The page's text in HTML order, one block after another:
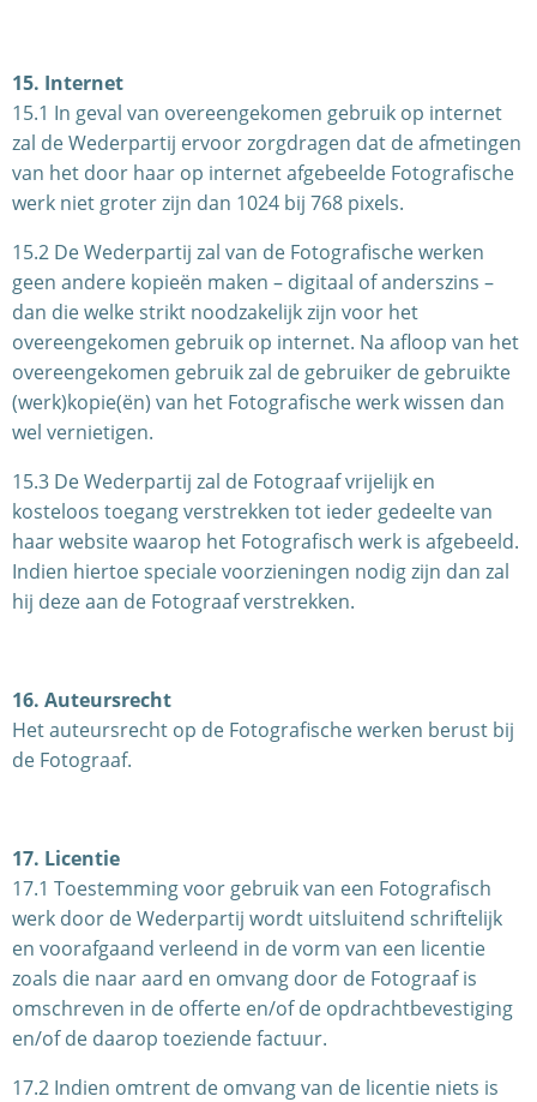
15. Internet
15.1 In geval van overeengekomen gebruik op internet
zal de Wederpartij ervoor zorgdragen dat de afmetingen
van het door haar op internet afgebeelde Fotografische
werk niet groter zijn dan 1024 bij 768 pixels.
15.2 De Wederpartij zal van de Fotografische werken
geen andere kopieën maken – digitaal of anderszins –
dan die welke strikt noodzakelijk zijn voor het
overeengekomen gebruik op internet. Na afloop van het
overeengekomen gebruik zal de gebruiker de gebruikte
(werk)kopie(ën) van het Fotografische werk wissen dan
wel vernietigen.
15.3 De Wederpartij zal de Fotograaf vrijelijk en
kosteloos toegang verstrekken tot ieder gedeelte van
haar website waarop het Fotografisch werk is afgebeeld.
Indien hiertoe speciale voorzieningen nodig zijn dan zal
hij deze aan de Fotograaf verstrekken.
16. Auteursrecht
Het auteursrecht op de Fotografische werken berust bij
de Fotograaf.
17. Licentie
17.1 Toestemming voor gebruik van een Fotografisch
werk door de Wederpartij wordt uitsluitend schriftelijk
en voorafgaand verleend in de vorm van een licentie
zoals die naar aard en omvang door de Fotograaf is
omschreven in de offerte en/of de opdrachtbevestiging
en/of de daarop toeziende factuur.
17.2 Indien omtrent de omvang van de licentie niets is